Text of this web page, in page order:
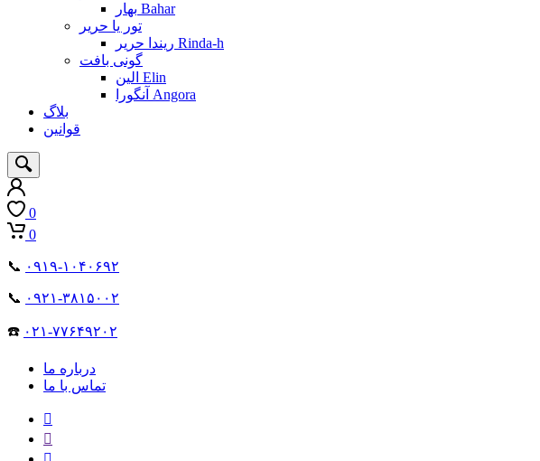
بهار Bahar
تور یا حریر
ریندا حریر Rinda-h
گونی بافت
الین Elin
آنگورا Angora
بلاگ
قوانین
0
0
📞 ۰۹۱۹-۱۰۴۰۶۹۲
📞 ۰۹۲۱-۳۸۱۵۰۰۲
☎️ ۰۲۱-۷۷۶۴۹۲۰۲
درباره ما
تماس با ما